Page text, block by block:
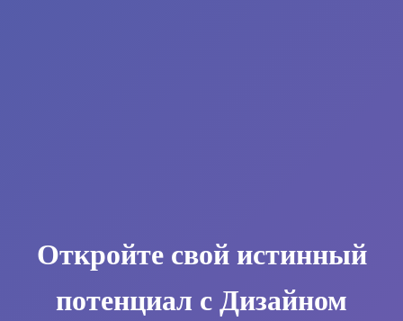
Откройте свой истинный
потенциал с Дизайном